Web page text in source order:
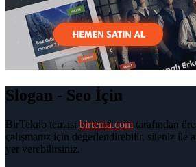
Slogan - Seo İçin
BirTekno teması birtema.com tarafından
çalışmanız için değerlendirebilir, siteniz ile
yer verebilirsiniz.